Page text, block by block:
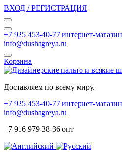
ВХОД / РЕГИСТРАЦИЯ
+7 925 453-40-77 интернет-магазин
info@dushagreya.ru
Корзина
Доставляем по всему миру.
+7 925 453-40-77 интернет-магазин
info@dushagreya.ru
+7 916 979-38-36 опт